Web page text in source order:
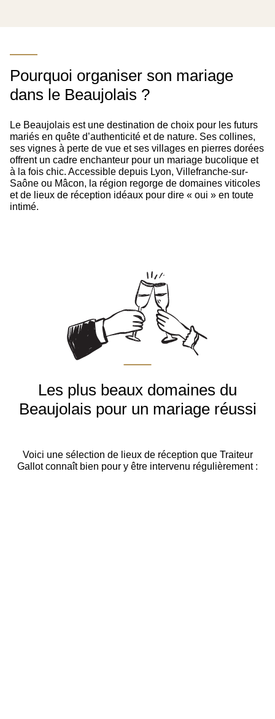
Pourquoi organiser son mariage
dans le Beaujolais ?
Le Beaujolais est une destination de choix pour les futurs
mariés en quête d’authenticité et de nature. Ses collines,
ses vignes à perte de vue et ses villages en pierres dorées
offrent un cadre enchanteur pour un mariage bucolique et
à la fois chic. Accessible depuis Lyon, Villefranche-sur-
Saône ou Mâcon, la région regorge de domaines viticoles
et de lieux de réception idéaux pour dire « oui » en toute
intimé.
Les plus beaux domaines du
Beaujolais pour un mariage réussi
Voici une sélection de lieux de réception que Traiteur
Gallot connaît bien pour y être intervenu régulièrement :